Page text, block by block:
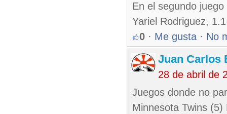
En el segundo
Yariel Rodriguez,
0 · Me gusta · No
Juan Carlos
28 de abril de
Juegos donde no
Minnesota Twins (5)